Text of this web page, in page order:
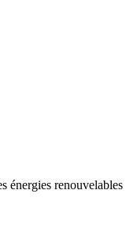
énergies renouvelables